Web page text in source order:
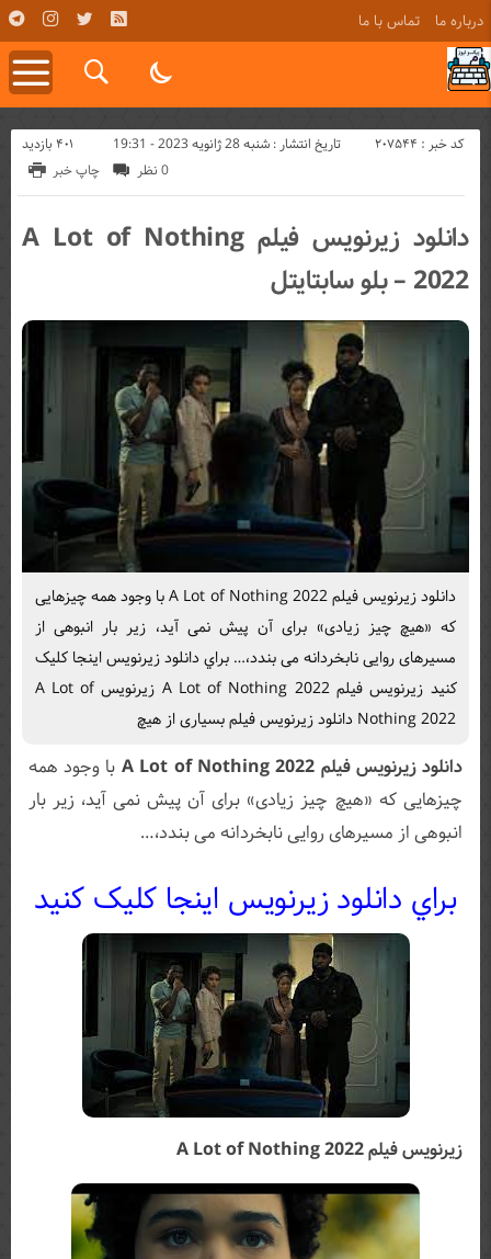
درباره ما تماس با ما
تاریخ انتشار : شنبه 28 ژانویه 2023 - 19:31 401 بازدید کد خبر : 207544
چاپ خبر 0 نظر
دانلود زیرنویس فیلم A Lot of Nothing
2022 – بلو سابتايتل
دانلود زیرنویس فیلم A Lot of Nothing 2022 با وجود همه چیزهایی
که «هیچ چیز زیادی» برای آن پیش نمی آید، زیر بار انبوهی از
مسیرهای روایی نابخردانه می بندد،… براي دانلود زيرنويس اينجا کليک
کنيد زیرنویس فیلم A Lot of Nothing 2022 زیرنویس A Lot of
Nothing 2022 دانلود زیرنویس فیلم بسیاری از هیچ
دانلود زیرنویس فیلم A Lot of Nothing 2022
با وجود همه
چیزهایی که «هیچ چیز زیادی» برای آن پیش نمی آید، زیر بار
انبوهی از مسیرهای روایی نابخردانه می بندد،…
براي دانلود زيرنويس اينجا کليک کنيد
زیرنویس فیلم A Lot of Nothing 2022